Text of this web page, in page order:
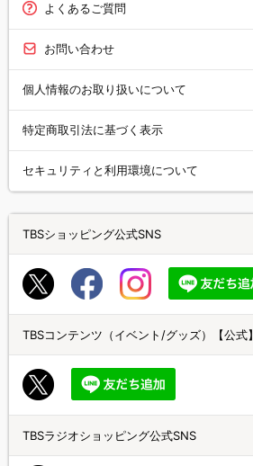
よくあるご質問
お問い合わせ
個人情報のお取り扱いについて
特定商取引法に基づく表示
セキュリティと利用環境について
TBSショッピング公式SNS
TBSコンテンツ（イベント/グッズ）【公式】
TBSラジオショッピング公式SNS